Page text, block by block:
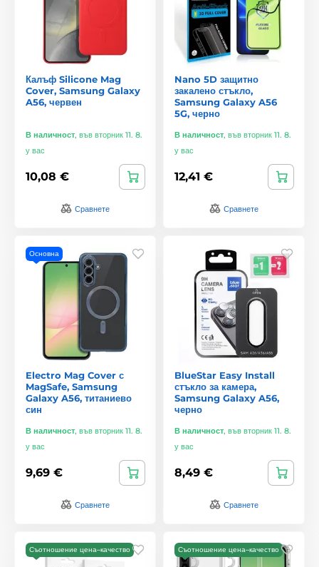
Калъф Silicone Mag
Cover, Samsung Galaxy
A56, червен
В наличност, във вторник 11. 8.
у вас
10,08 €
Сравнете
Nano 5D защитно
закалено стъкло,
Samsung Galaxy A56
5G, черно
В наличност, във вторник 11. 8.
у вас
12,41 €
Сравнете
Основна
Electro Mag Cover с
MagSafe, Samsung
Galaxy A56, титаниево
син
В наличност, във вторник 11. 8.
у вас
9,69 €
Сравнете
BlueStar Easy Install
стъкло за камера,
Samsung Galaxy A56,
черно
В наличност, във вторник 11. 8.
у вас
8,49 €
Сравнете
Съотношение цена–качество Съотношение цена–качество